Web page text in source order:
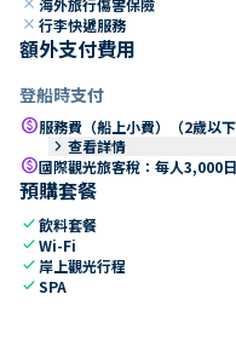
close 行李快遞服務
額外支付費用
登船時支付
paid服務費（船上小費）（2歲以下
keyboard_arrow_right 查看詳情
paid國際觀光旅客稅：每人3,000
預購套餐
check飲料套餐
checkWi-Fi
check 岸上觀光行程
checkSPA